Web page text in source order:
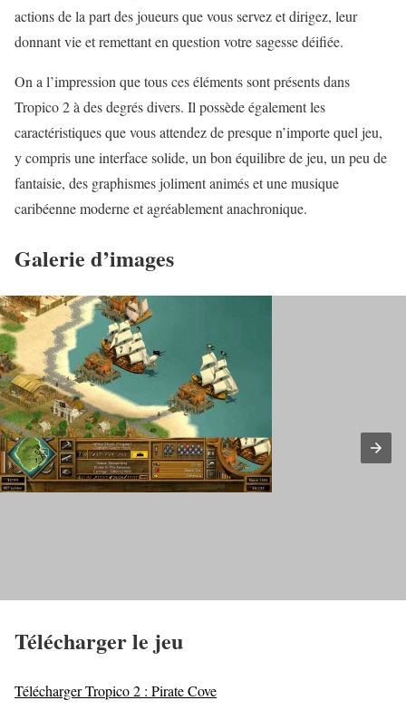
actions de la part des joueurs que vous servez et dirigez, leur
donnant vie et remettant en question votre sagesse déifiée.
On a l’impression que tous ces éléments sont présents dans
Tropico 2 à des degrés divers. Il possède également les
caractéristiques que vous attendez de presque n’importe quel jeu,
y compris une interface solide, un bon équilibre de jeu, un peu de
fantaisie, des graphismes joliment animés et une musique
caribéenne moderne et agréablement anachronique.
Galerie d’images
Télécharger le jeu
Télécharger Tropico 2 : Pirate Cove